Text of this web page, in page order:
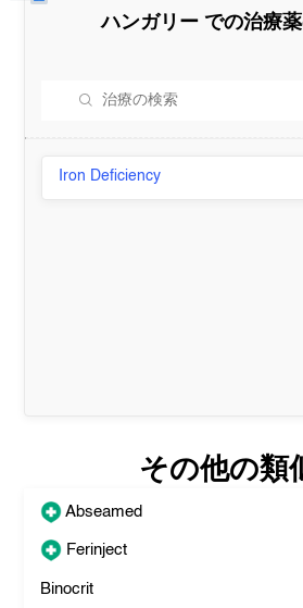
ハンガリー での治療
Iron Deficiency
その他の類
Abseamed
Ferinject
Binocrit